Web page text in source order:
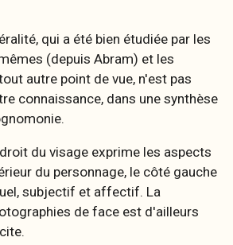
qui a été bien étudiée par les
(depuis Abram) et les
autre point de vue, n'est pas
connaissance, dans une synthèse
du visage exprime les aspects
du personnage, le côté gauche
subjectif et affectif. La
de face est d'ailleurs